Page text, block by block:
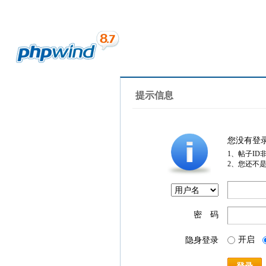
提示信息
您没有登
1、帖子ID
2、您还不
密 码
隐身登录 开启